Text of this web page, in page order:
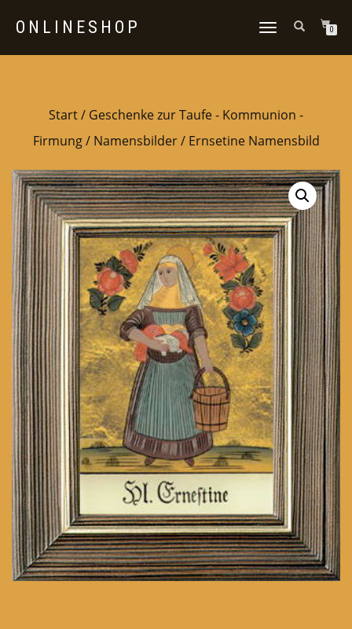
ONLINESHOP
NAVIGATION
0
Start/ Geschenke zur Taufe - Kommunion -
Firmung/ Namensbilder/ Ernsetine Namensbild